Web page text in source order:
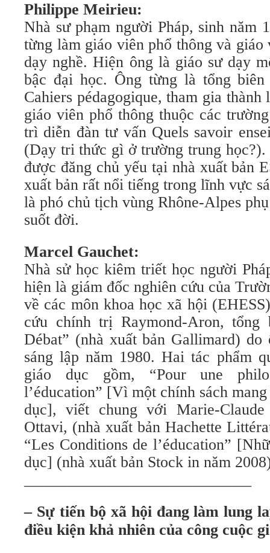
Philippe Meirieu:
Nhà sư phạm người Pháp, sinh năm
từng làm giáo viên phổ thông và
dạy nghề. Hiện ông là giáo sư dạy
bậc đại học. Ông từng là tổng biên
Cahiers pédagogique, tham gia
giáo viên phổ thông thuộc các
trì diễn đàn tư vấn Quels savoir
(Dạy tri thức gì ở trường trung học?).
được đăng chủ yếu tại nhà xuất bản
xuất bản rất nổi tiếng trong lĩnh vực
là phó chủ tịch vùng Rhône-Alpes
suốt đời.
Marcel Gauchet:
Nhà sử học kiêm triết học người
hiện là giám đốc nghiên cứu của
về các môn khoa học xã hội
cứu chính trị Raymond-Aron,
Débat” (nhà xuất bản Gallimard) do
sáng lập năm 1980. Hai tác phẩm
giáo dục gồm, “Pour une
l’éducation” [Vì một chính sách
dục], viết chung với Marie-
Ottavi, (nhà xuất bản Hachette
“Les Conditions de l’éducation”
dục] (nhà xuất bản Stock in năm
– Sự tiến bộ xã hội đang làm lung
điều kiện khả nhiên của công cuộc